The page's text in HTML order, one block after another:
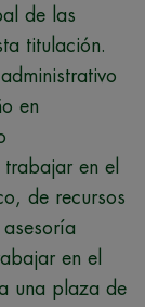
de las
titulación.
en
en el
de recursos
en el
una plaza de